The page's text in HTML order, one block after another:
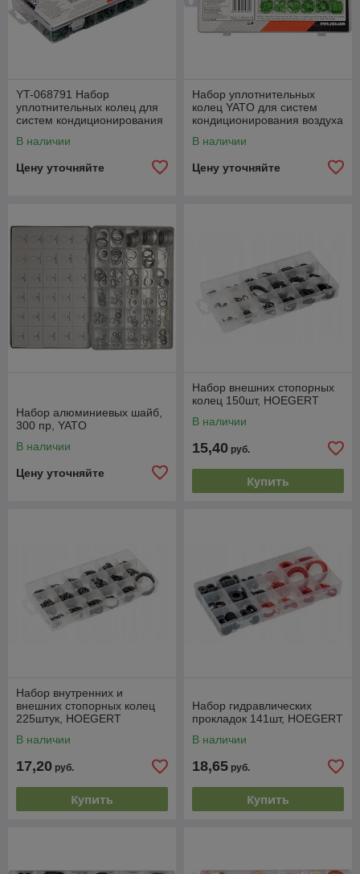
YT-068791 Набор
уплотнительных колец для
систем кондиционирования
В наличии
Цену уточняйте
Набор уплотнительных
колец YATO для систем
кондиционирования воздуха
В наличии
Цену уточняйте
Набор алюминиевых шайб,
300 пр, YATO
В наличии
Цену уточняйте
Набор внешних стопорных
колец 150шт, HOEGERT
В наличии
15,40 руб.
Купить
Набор внутренних и
внешних стопорных колец
225штук, HOEGERT
В наличии
17,20 руб.
Купить
Набор гидравлических
прокладок 141шт, HOEGERT
В наличии
18,65 руб.
Купить